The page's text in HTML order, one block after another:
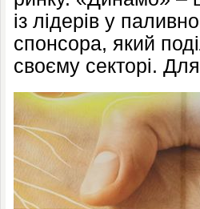
із лідерів у
спонсора, який
своєму секторі.